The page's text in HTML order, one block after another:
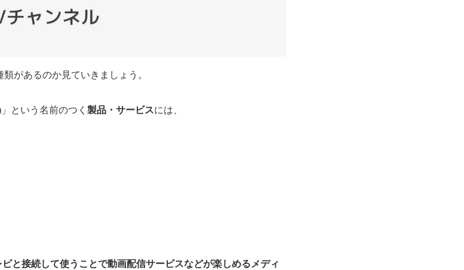
類があるのか見ていきましょう。
という名前のつく 製品・サービスには、
ビと接続して使うことで動画配信サービスなどが楽しめるメディ